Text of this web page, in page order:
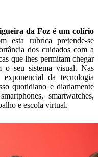
da Foz é um colírio
esta rubrica pretende-se
dos cuidados com a
que lhes permitam chegar
seu sistema visual. Nas
da tecnologia
quotidiano e diariamente
smartwatches,
e escola virtual.